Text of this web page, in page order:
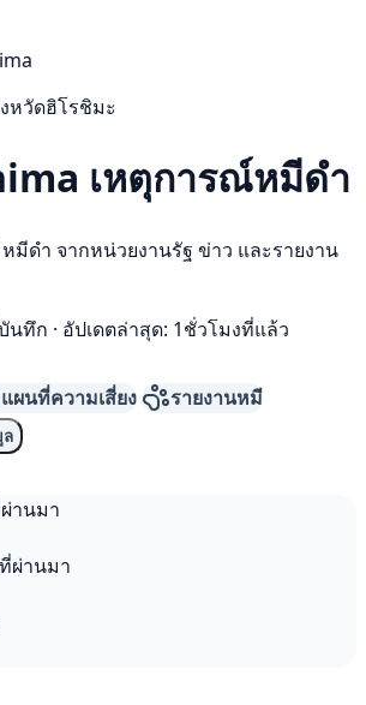
หวัดฮิโรชิมะ
เหตุการณ์หมีดำ
ดำ จากหน่วยงานรัฐ ข่าว และรายงาน
นทึก · อัปเดตล่าสุด: 1ชั่วโมงที่แล้ว
แผนที่ความเสี่ยง รายงานหมี
ล
านมา
ผ่านมา